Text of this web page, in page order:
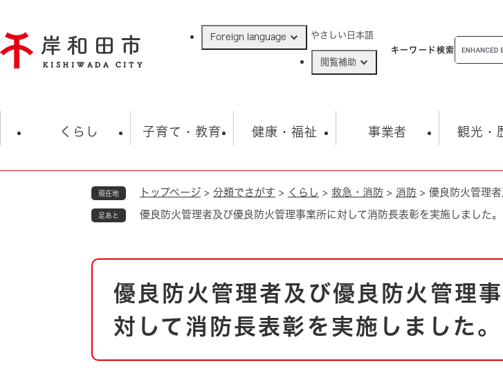
ジ
の
Foreign language やさしい日本語
閲覧補助
キーワード検索
くらし
住民票・戸籍
ごみ・衛生・動物 救急・消防
防災・防犯 上水道・下水道
自然・環境・公園 住宅
引っ越し
子育て・教育
学校 子育て
健康・福祉
福祉・健康・生活 生涯学習・スポ
事業者
入札・契約情報
環境
観光・
観光 観光スポット
とじる
市の概要 総
市政 職
市役所・施設の案内
オープンデ
現在地 トップページ > 分類でさがす > くらし > 救急・消防 > 消防 > 優良防火管理
足あと 優良防火管理者及び優良防火管理事業所に対して消防長表彰を実施しました。
本
優良防火管理者及び優良防火管理
対して消防長表彰を実施しました。